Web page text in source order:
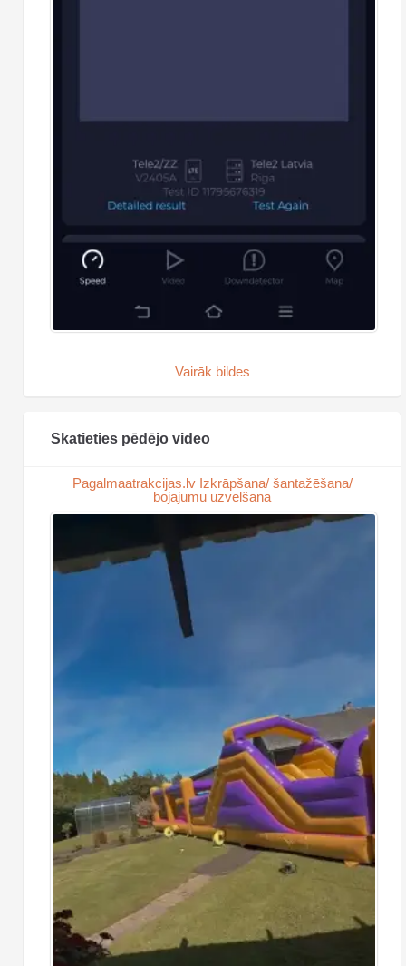
Vairāk bildes
Skatieties pēdējo video
Pagalmaatrakcijas.lv Izkrāpšana/ šantažēšana/
bojājumu uzvelšana